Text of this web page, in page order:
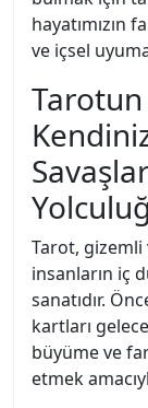
hayatımızın
ve içsel
Tarot,
insanların iç
sanatıdır.
kartları
büyüme ve
etmek